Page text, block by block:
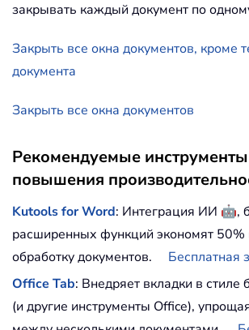
закрывать каждый документ по
Закрыть все окна документов, кроме
документа
Закрыть все окна документов
Рекомендуемые
повышения
Kutools for Word: Интеграция ИИ 🤖,
расширенных функций экономят 50%
обработку документов.
Бесплатная
Office Tab: Внедряет вкладки в стиле
(и другие инструменты Office),